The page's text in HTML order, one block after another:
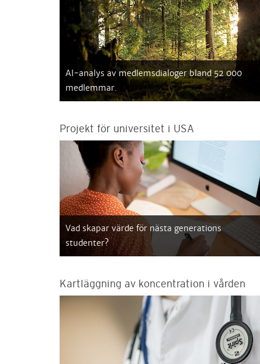
AI-analys av medlemsdialoger bland 52 000
medlemmar.
Projekt för universitet i USA
Vad skapar värde för nästa generations
studenter?
Kartläggning av koncentration i vården